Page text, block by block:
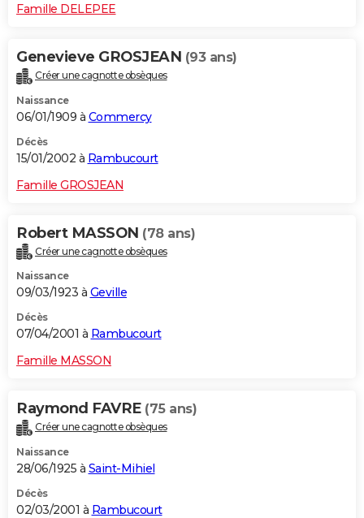
Famille DELEPEE
Genevieve GROSJEAN (93 ans)
Créer une cagnotte obsèques
Naissance
06/01/1909 à Commercy
Décès
15/01/2002 à Rambucourt
Famille GROSJEAN
Robert MASSON (78 ans)
Créer une cagnotte obsèques
Naissance
09/03/1923 à Geville
Décès
07/04/2001 à Rambucourt
Famille MASSON
Raymond FAVRE (75 ans)
Créer une cagnotte obsèques
Naissance
28/06/1925 à Saint-Mihiel
Décès
02/03/2001 à Rambucourt